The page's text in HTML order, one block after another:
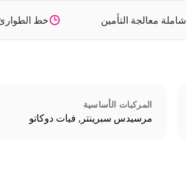
شاملة معالجة التأمين خط
المركبات الأساسية
مرسيدس سبرينتر, فيات دوكاتو